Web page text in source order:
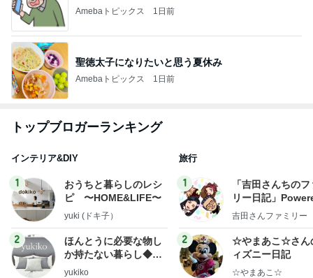
Amebaトピックス 1日前
聖徳太子になりたいと思う夏休み
Amebaトピックス 1日前
トップブロガーランキング
インテリア&DIY
1
おうちと暮らしのレシ
ピ 〜HOME&LIFE〜
yuki (ドキ子）
2
ほんとうに必要な物し
か持たない暮らし◆Ke
ep Life Simple◆〜イ
yukiko
旅行
1
「吉田さんちの
リー日記」
y Ameba 吉田さ
ログ
吉田さんファミリー
2
☆やまあこ☆さん
ィズニー日記
☆やまあこ☆